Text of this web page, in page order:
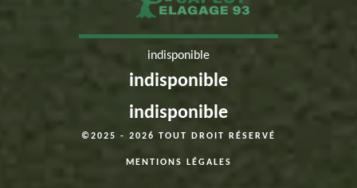
indisponible
indisponible
indisponible
©2025 - 2026 TOUT DROIT RÉSERVÉ
MENTIONS LÉGALES